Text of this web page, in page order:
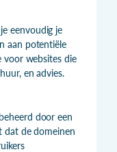
eenvoudig je
aan potentiële
voor websites die
en advies.
door een
dat de domeinen